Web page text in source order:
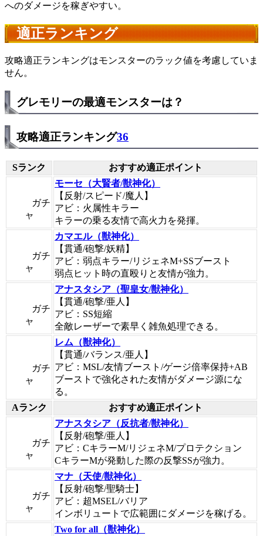
へのダメージを稼ぎやすい。
適正ランキング
攻略適正ランキングはモンスターのラック値を考慮していま
せん。
グレモリーの最適モンスターは？
攻略適正ランキング36
Sランク おすすめ適正ポイント
ガチ
ャ
モーセ（大賢者/獣神化）
【反射/スピード/魔人】
アビ：火属性キラー
キラーの乗る友情で高火力を発揮。
ガチ
ャ
カマエル（獣神化）
【貫通/砲撃/妖精】
アビ：弱点キラー/リジェネM+SSブースト
弱点ヒット時の直殴りと友情が強力。
ガチ
ャ
アナスタシア（聖皇女/獣神化）
【貫通/砲撃/亜人】
アビ：SS短縮
全敵レーザーで素早く雑魚処理できる。
ガチ
ャ
レム（獣神化）
【貫通/バランス/亜人】
アビ：MSL/友情ブースト/ゲージ倍率保持+AB
ブーストで強化された友情がダメージ源にな
る。
Aランク
おすすめ適正ポイント
ガチ
ャ
アナスタシア（反抗者/獣神化）
【反射/砲撃/亜人】
アビ：CキラーM/リジェネM/プロテクション
CキラーMが発動した際の反撃SSが強力。
ガチ
ャ
マナ（天使/獣神化）
【反射/砲撃/聖騎士】
アビ：超MSEL/バリア
インボリュートで広範囲にダメージを稼げる。
Two for all（獣神化）